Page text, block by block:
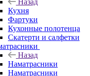
Назад
Кухня
Фартуки
Кухонные полотенца
Скатерти и салфетки
Назад
Наматрасники
Наматрасники